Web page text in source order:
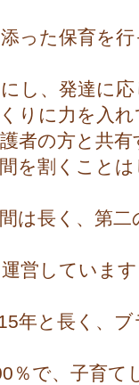
った保育を
し、発達に
りに力を入
者の方と共
を割くこと
は長く、第
営していま
年と長く、
％で、子育